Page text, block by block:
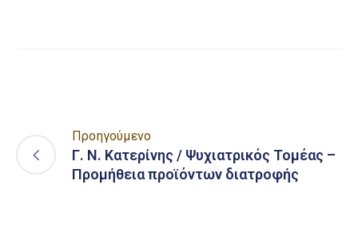
Προηγούμενο
Γ. Ν. Κατερίνης / Ψυχιατρικός Τομέας –
Προμήθεια προϊόντων διατροφής